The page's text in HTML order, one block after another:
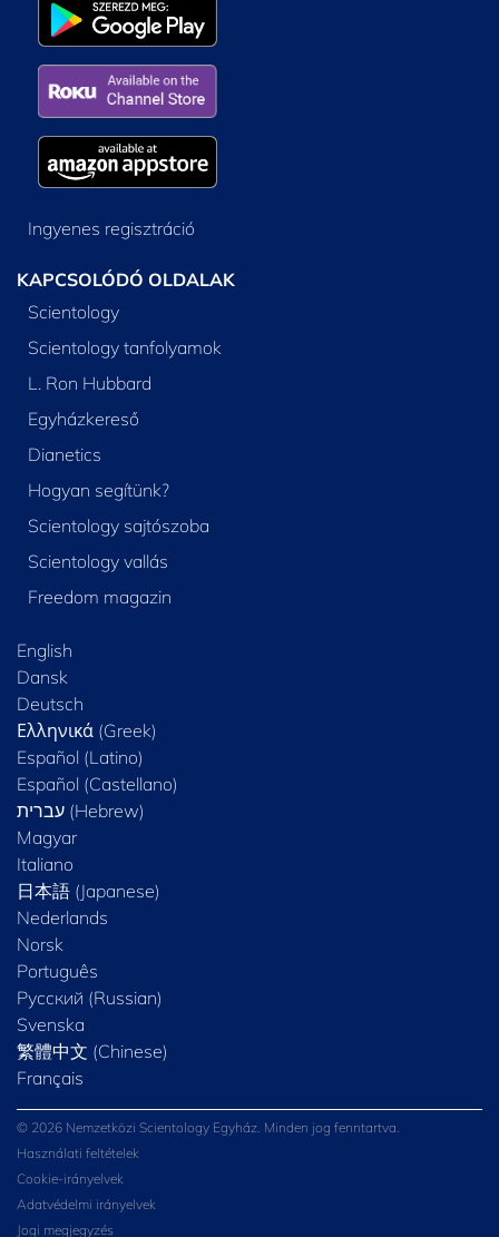
Ingyenes regisztráció
KAPCSOLÓDÓ OLDALAK
Scientology
Scientology tanfolyamok
L. Ron Hubbard
Egyházkereső
Dianetics
Hogyan segítünk?
Scientology sajtószoba
Scientology vallás
Freedom magazin
English
Dansk
Deutsch
Ελληνικά (Greek)
Español (Latino)
Español (Castellano)
Magyar
Italiano
日本語 (Japanese)
Nederlands
Norsk
Português
Русский (Russian)
Svenska
繁體中文 (Chinese)
Français
© 2026 Nemzetközi Scientology Egyház. Minden jog fenntartva.
Használati feltételek
Cookie-irányelvek
Adatvédelmi irányelvek
Jogi megjegyzés